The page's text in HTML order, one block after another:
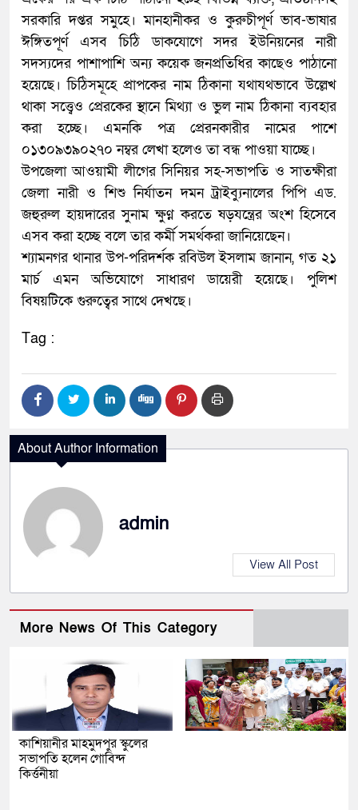
সরকারি দপ্তর সমুহে। মানহানীকর ও কুরুচীপূর্ণ ভাব-ভাষার
ঈঙ্গিতপূর্ণ এসব চিঠি ডাকযোগে সদর ইউনিয়নের নারী
সদস্যদের পাশাপাশি অন্য কয়েক জনপ্রতিধির কাছেও পাঠানো
হয়েছে। চিঠিসমূহে প্রাপকের নাম ঠিকানা যথাযথভাবে উল্লেখ
থাকা সত্ত্বেও প্রেরকের স্থানে মিথ্যা ও ভুল নাম ঠিকানা ব্যবহার
করা হচ্ছে। এমনকি পত্র প্রেরনকারীর নামের পাশে
০১৩০৯৩৯০২৭০ নম্বর লেখা হলেও তা বন্ধ পাওয়া যাচ্ছে।
উপজেলা আওয়ামী লীগের সিনিয়র সহ-সভাপতি ও সাতক্ষীরা
জেলা নারী ও শিশু নির্যাতন দমন ট্রাইব্যুনালের পিপি এড.
জহুরুল হায়দারের সুনাম ক্ষুণ্ন করতে ষড়যন্ত্রের অংশ হিসেবে
এসব করা হচ্ছে বলে তার কর্মী সমর্থকরা জানিয়েছেন।
শ্যামনগর থানার উপ-পরিদর্শক রবিউল ইসলাম জানান, গত ২১
মার্চ এমন অভিযোগে সাধারণ ডায়েরী হয়েছে। পুলিশ
বিষয়টিকে গুরুত্বের সাথে দেখছে।
Tag :
About Author Information
admin
View All Post
More News Of This Category
কাশিয়ানীর মাহমুদপুর স্কুলের
সভাপতি হলেন গোবিন্দ
কির্ত্তনীয়া